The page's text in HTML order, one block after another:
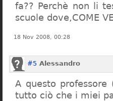
fa?? Perchè non li
scuole dove,COME
18 Nov 2008, 00:28
#5 Alessandro
A questo
tutto ciò che i miei